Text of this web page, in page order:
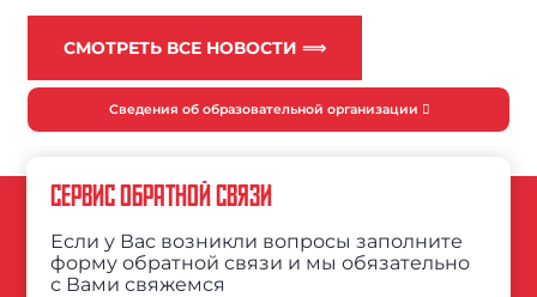
СМОТРЕТЬ ВСЕ НОВОСТИ ⟹
Сведения об образовательной организации
СЕРВИС ОБРАТНОЙ СВЯЗИ
Если у Вас возникли вопросы заполните
форму обратной связи и мы обязательно
с Вами свяжемся